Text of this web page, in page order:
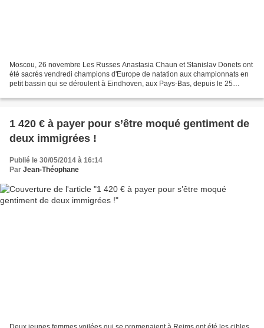
Moscou, 26 novembre Les Russes Anastasia Chaun et Stanislav Donets ont
été sacrés vendredi champions d'Europe de natation aux championnats en
petit bassin qui se déroulent à Eindhoven, aux Pays-Bas, depuis le 25
1 420 € à payer pour s’être moqué gentiment de
deux immigrées !
Publié le 30/05/2014 à 16:14
Par Jean-Théophane